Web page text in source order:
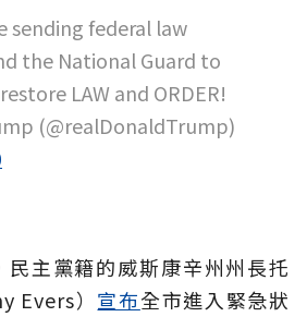
sending federal law
the National Guard to
LAW and ORDER!
(@realDonaldTrump)
民主黨籍的威斯康辛州州長托
Evers） 宣布全市進入緊急狀